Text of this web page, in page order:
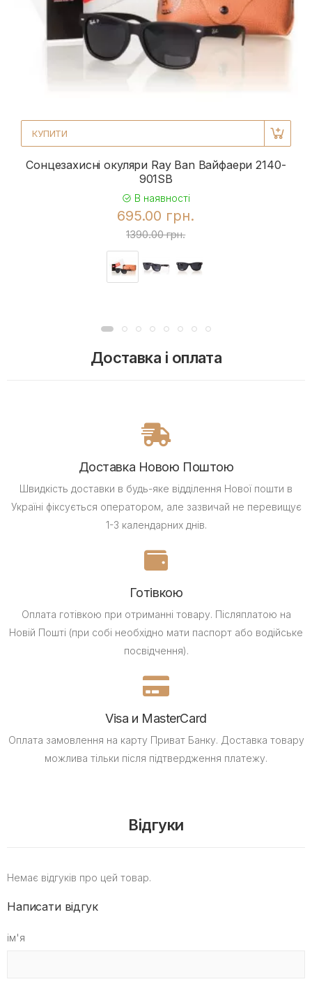
КУПИТИ
Сонцезахисні окуляри Ray Ban Вайфаери 2140-
901SB
В наявності
695.00 грн.
1390.00 грн.
Доставка і оплата
Доставка Новою Поштою
Швидкість доставки в будь-яке відділення Нової пошти в
Україні фіксується оператором, але зазвичай не перевищує
1-3 календарних днів.
Готівкою
Оплата готівкою при отриманні товару. Післяплатою на
Новій Пошті (при собі необхідно мати паспорт або водійське
посвідчення).
Visa и MasterCard
Оплата замовлення на карту Приват Банку. Доставка товару
можлива тільки після підтвердження платежу.
Відгуки
Немає відгуків про цей товар.
Написати відгук
ім'я